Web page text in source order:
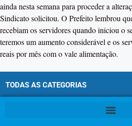
ainda nesta semana para proceder a
Sindicato solicitou. O Prefeito lembrou
recebiam os servidores quando iniciou o
teremos um aumento considerável e os
reais por mês com o vale alimentação.
TODAS AS CATEGORIAS